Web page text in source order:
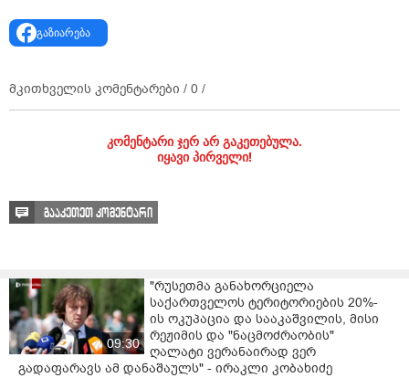
კახეთის რეგიონში ნარკოდანაშაულისთვის 17 პირი
დააკავეს. მათ შორის 14 ნარკორეალიზატორია.
გაზიარება
მკითხველის კომენტარები / 0 /
კომენტარი ჯერ არ გაკეთებულა.
იყავი პირველი!
გააკეთეთ კომენტარი
09:30
"რუსეთმა განახორციელა
საქართველოს ტერიტორიების 20%-
ის ოკუპაცია და სააკაშვილის, მისი
რეჟიმის და "ნაცმოძრაობის"
ღალატი ვერანაირად ვერ
გადაფარავს ამ დანაშაულს" - ირაკლი კობახიძე